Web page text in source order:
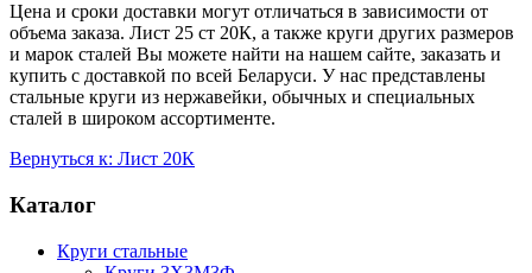
Цена и сроки доставки могут отличаться в зависимости от
объема заказа. Лист 25 ст 20К, а также круги других размеров
и марок сталей Вы можете найти на нашем сайте, заказать и
купить с доставкой по всей Беларуси. У нас представлены
стальные круги из нержавейки, обычных и специальных
сталей в широком ассортименте.
Вернуться к: Лист 20К
Каталог
Круги стальные